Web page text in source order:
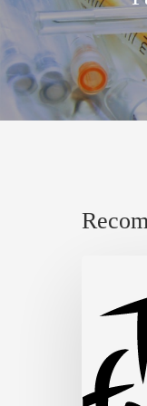
Femmes
2026